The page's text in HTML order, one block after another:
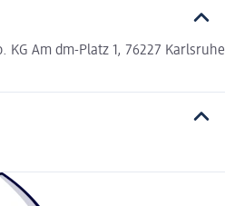
KG Am dm-Platz 1, 76227 Karlsruhe